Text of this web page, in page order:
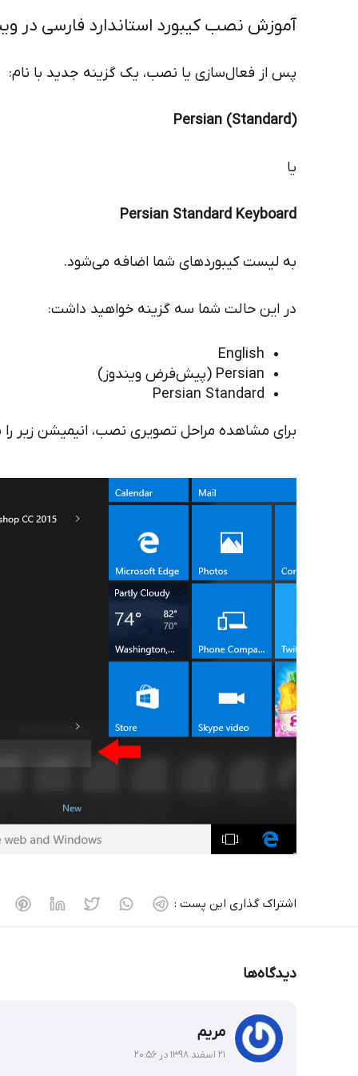
آموزش نصب کیبورد استاندارد فارسی در
پس از فعال‌سازی یا نصب، یک گزینه جدید با نام:
Persian (Standard)
یا
Persian Standard Keyboard
به لیست کیبوردهای شما اضافه می‌شود.
در این حالت شما سه گزینه خواهید داشت:
English
Persian (پیش‌فرض ویندوز)
Persian Standard
برای مشاهده مراحل تصویری نصب، انیمیشن زیر را
اشتراک گذاری این پست :
دیدگاه‌ها
مریم
۲۱ اسفند ۱۳۹۸ در ۲۰:۵۶